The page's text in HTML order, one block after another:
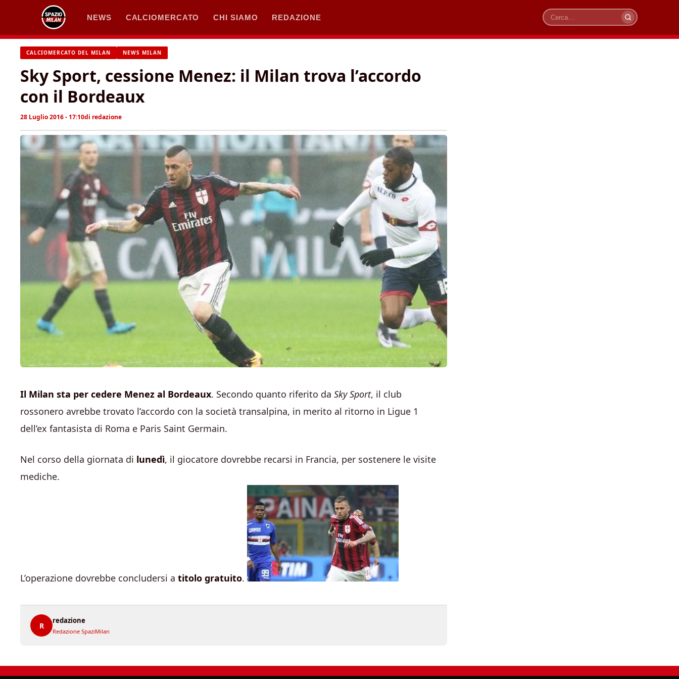
contenuto
NEWS CALCIOMERCATO CHI SIAMO REDAZIONE
Cerca
CALCIOMERCATO DEL MILAN NEWS MILAN
Sky Sport, cessione Menez: il Milan trova l’accordo
con il Bordeaux
28 Luglio 2016 - 17:10di redazione
Il Milan sta per cedere Menez al Bordeaux. Secondo quanto riferito da Sky Sport, il club
rossonero avrebbe trovato l’accordo con la società transalpina, in merito al ritorno in Ligue 1
dell’ex fantasista di Roma e Paris Saint Germain.
Nel corso della giornata di lunedì, il giocatore dovrebbe recarsi in Francia, per sostenere le visite
mediche.
L’operazione dovrebbe concludersi a titolo gratuito.
R
redazione
Redazione SpaziMilan